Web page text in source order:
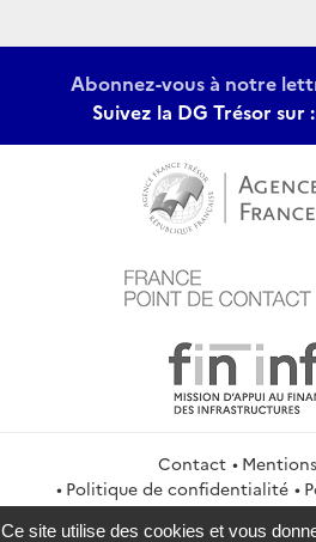
Abonnez-vous à notre
Suivez la DG Trésor sur :
Contact
Politique de confidentialité
Gestion des cookies
Ce site utilise des cookies et vous